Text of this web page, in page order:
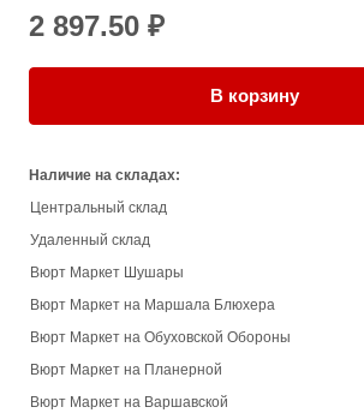
2 897.50 ₽
В корзину
Наличие на складах:
Центральный склад
Удаленный склад
Вюрт Маркет Шушары
Вюрт Маркет на Маршала Блюхера
Вюрт Маркет на Обуховской Обороны
Вюрт Маркет на Планерной
Вюрт Маркет на Варшавской